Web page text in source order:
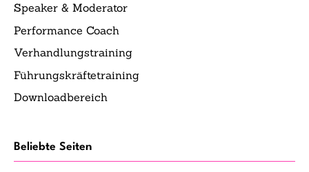
Speaker & Moderator
Performance Coach
Verhandlungstraining
Führungskräftetraining
Downloadbereich
Beliebte Seiten